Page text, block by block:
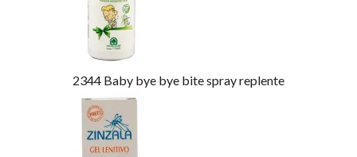
2344 Baby bye bye bite spray replente